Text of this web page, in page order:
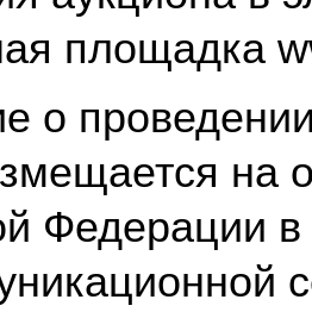
площадка
о
на
Федерации